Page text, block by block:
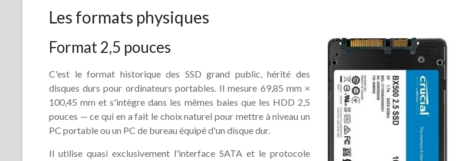
Les formats physiques
Format 2,5 pouces
C'est le format historique des SSD grand public, hérité des
disques durs pour ordinateurs portables. Il mesure 69,85 mm ×
100,45 mm et s'intègre dans les mêmes baies que les HDD 2,5
pouces — ce qui en a fait le choix naturel pour mettre à niveau un
PC portable ou un PC de bureau équipé d'un disque dur.
Il utilise quasi exclusivement l'interface SATA et le protocole